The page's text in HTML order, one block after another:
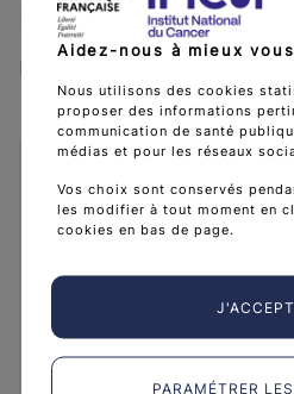
Partenaires
Ligue contre le cancer
Collection : Guides
Public :Médecins
malades / Proches
Date de publication :11
Référence :
Aidez-nous à mieux
Nous utilisons des cookies
proposer des informations
communication de santé
médias et pour les réseaux
Vos choix sont conservés
les modifier à tout moment en
cookies en bas de page.
PARAMÉTRER